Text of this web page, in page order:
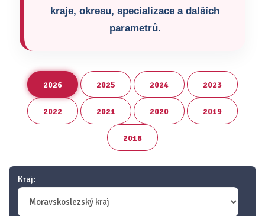
kraje, okresu, specializace a dalších
parametrů.
2026 2025 2024 2023
2022 2021 2020 2019
2018
Kraj: